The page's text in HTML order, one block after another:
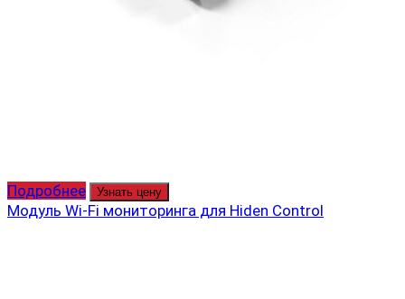
Подробнее Узнать цену
Модуль Wi-Fi мониторинга для Hiden Control